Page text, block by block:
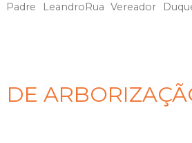
LeandroRua Vereador
DE